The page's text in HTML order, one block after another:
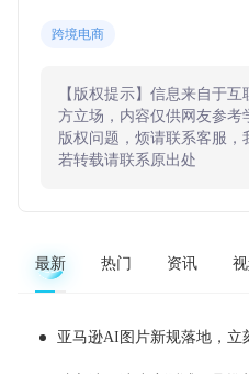
跨境电商
【版权提示】信息来自于
方立场，内容仅供网友参考
版权问题，烦请联系客服
若转载请联系原出处
最新 热门 资讯
亚马逊AI图片新规落地，立